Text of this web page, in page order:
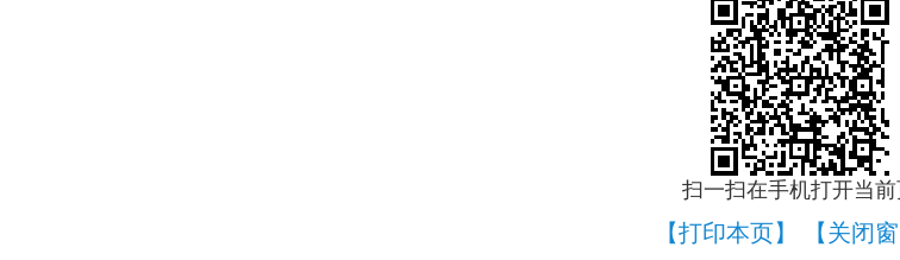
扫一扫在手机打开当前
【打印本页】 【关闭窗